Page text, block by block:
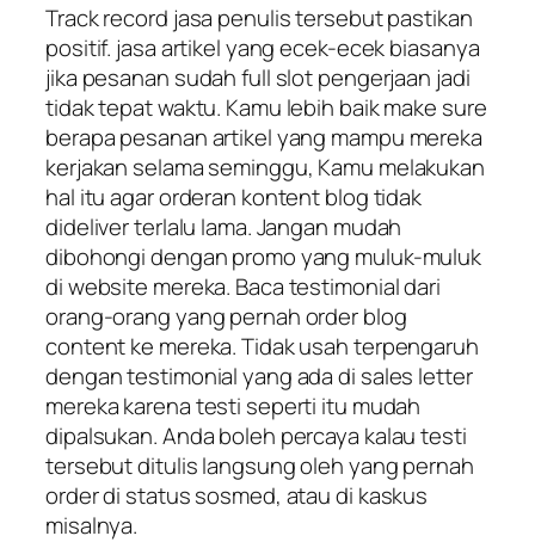
Track record jasa penulis tersebut pastikan
positif. jasa artikel yang ecek-ecek biasanya
jika pesanan sudah full slot pengerjaan jadi
tidak tepat waktu. Kamu lebih baik make sure
berapa pesanan artikel yang mampu mereka
kerjakan selama seminggu, Kamu melakukan
hal itu agar orderan kontent blog tidak
dideliver terlalu lama. Jangan mudah
dibohongi dengan promo yang muluk-muluk
di website mereka. Baca testimonial dari
orang-orang yang pernah order blog
content ke mereka. Tidak usah terpengaruh
dengan testimonial yang ada di sales letter
mereka karena testi seperti itu mudah
dipalsukan. Anda boleh percaya kalau testi
tersebut ditulis langsung oleh yang pernah
order di status sosmed, atau di kaskus
misalnya.